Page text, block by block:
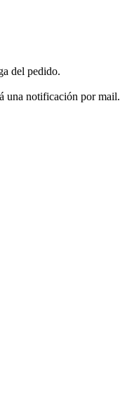
del pedido.
una notificación por mail.